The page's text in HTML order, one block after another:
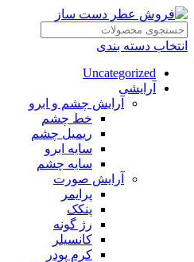
انتخاب دسته بندی
Uncategorized
آرایشی
آرایش چشم و ابرو
خط چشم
ریمیل چشم
سایه ابرو
سایه چشم
آرایش صورت
پرایمر
پنکک
رژ گونه
کانسیلر
کرم پودر